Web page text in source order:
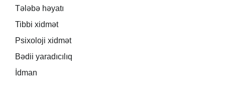
Tələbə həyatı
Tibbi xidmət
Psixoloji xidmət
Bədii yaradıcılıq
İdman